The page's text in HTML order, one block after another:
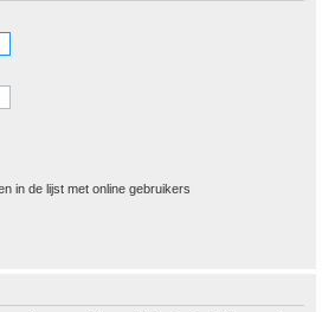
in de lijst met online gebruikers